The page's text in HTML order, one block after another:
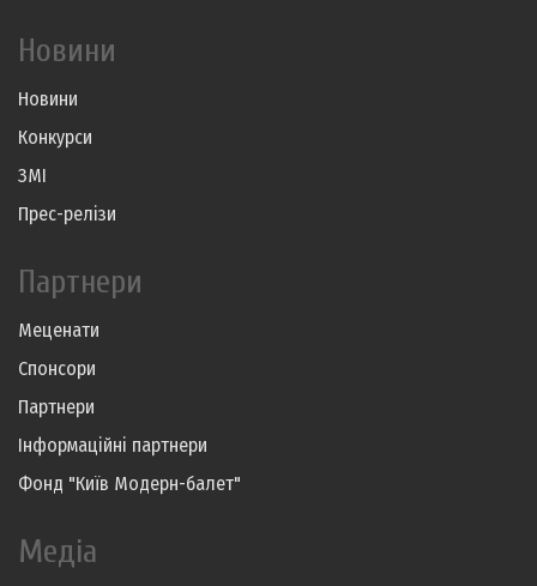
Новини
Новини
Конкурси
ЗМІ
Прес-релізи
Партнери
Меценати
Спонсори
Партнери
Інформаційні партнери
Фонд "Київ Модерн-балет"
Медіа